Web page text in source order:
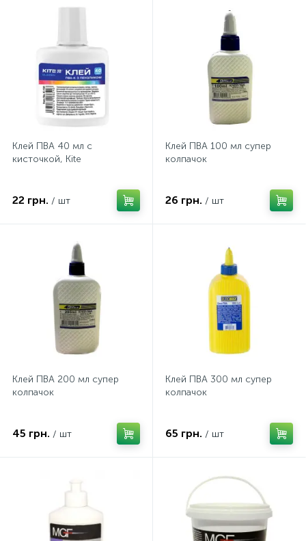
Клей ПВА 40 мл с
кисточкой, Kite
22 грн. / шт
Клей ПВА 100 мл супер
колпачок
26 грн. / шт
Клей ПВА 200 мл супер
колпачок
45 грн. / шт
Клей ПВА 300 мл супер
колпачок
65 грн. / шт